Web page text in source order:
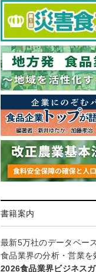
書籍案内
最新5万社のデータベース
食品業界の分析・営業を
2026食品業界ビジネスガ